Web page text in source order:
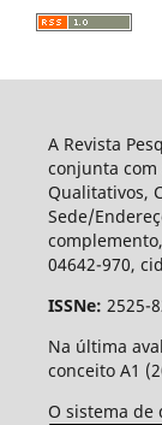
A Revista
conjunta com
Qualitativos,
Sede/
04642-970,
ISSNe: 2525-
Na última
conceito A1
O sistema de